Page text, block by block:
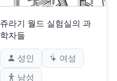
쥬라기 월드 실험실의 과
학자들
성인
여성
남성